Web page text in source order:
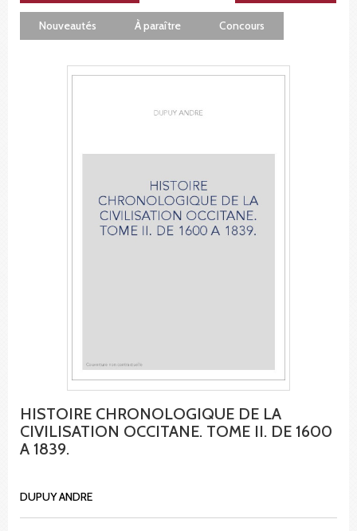
Nouveautés À paraître Concours
HISTOIRE CHRONOLOGIQUE DE LA
CIVILISATION OCCITANE. TOME II. DE 1600
A 1839.
DUPUY ANDRE